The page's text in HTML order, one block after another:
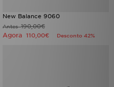
New Balance 9060
Antes190,00€
Agora 110,00€ Desconto 42%